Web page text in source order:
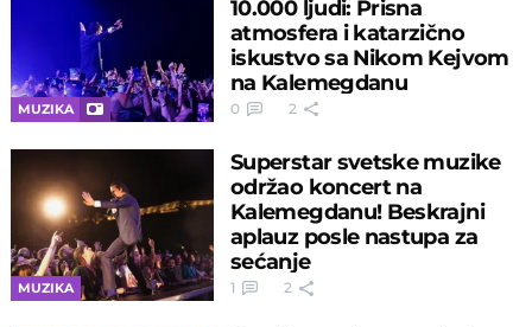
MUZIKA
10.000 ljudi: Prisna
atmosfera i katarzično
iskustvo sa Nikom Kejvom
na Kalemegdanu
0 2
MUZIKA
Superstar svetske muzike
održao koncert na
Kalemegdanu! Beskrajni
aplauz posle nastupa za
sećanje
1 2